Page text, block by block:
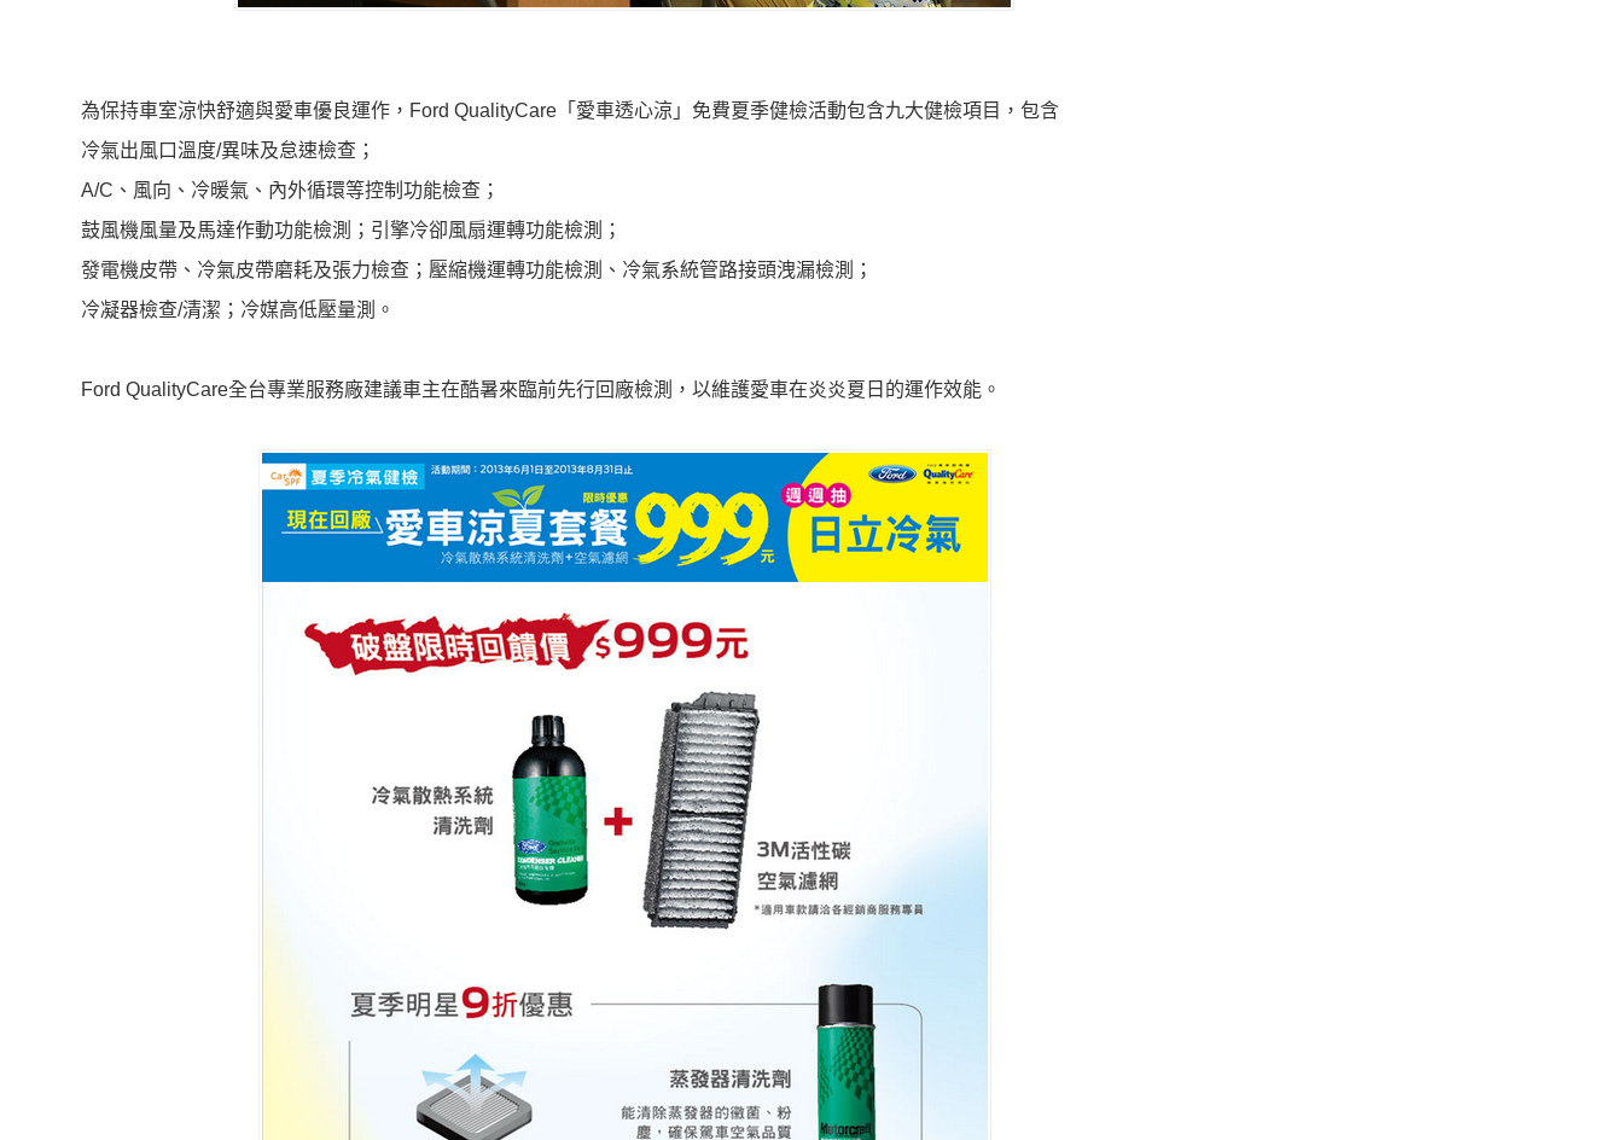
為保持車室涼快舒適與愛車優良運作，Ford QualityCare「愛車透心涼」免費夏季健檢活動包含九大健檢項目，包含
冷氣出風口溫度/異味及怠速檢查；
A/C、風向、冷暖氣、內外循環等控制功能檢查；
鼓風機風量及馬達作動功能檢測；引擎冷卻風扇運轉功能檢測；
發電機皮帶、冷氣皮帶磨耗及張力檢查；壓縮機運轉功能檢測、冷氣系統管路接頭洩漏檢測；
冷凝器檢查/清潔；冷媒高低壓量測。
Ford QualityCare全台專業服務廠建議車主在酷暑來臨前先行回廠檢測，以維護愛車在炎炎夏日的運作效能。